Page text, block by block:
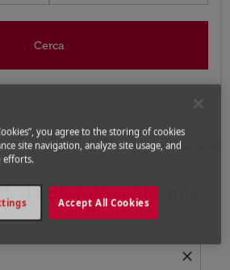
Cerca
per Spagna Voli Bogotá - Alicante
da Bogotá a Alicante
close
il tuo percorso (origine e/o
you agree to the storing of cookies
site navigation, analyze site usage, and
efforts.
Accept All Cookies